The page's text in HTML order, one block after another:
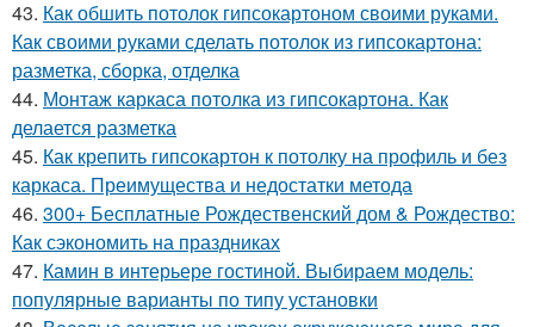
43. Как обшить потолок гипсокартоном своими руками.
Как своими руками сделать потолок из гипсокартона:
разметка, сборка, отделка
44. Монтаж каркаса потолка из гипсокартона. Как
делается разметка
45. Как крепить гипсокартон к потолку на профиль и без
каркаса. Преимущества и недостатки метода
46. 300+ Бесплатные Рождественский дом & Рождество:
Как сэкономить на праздниках
47. Камин в интерьере гостиной. Выбираем модель:
популярные варианты по типу установки